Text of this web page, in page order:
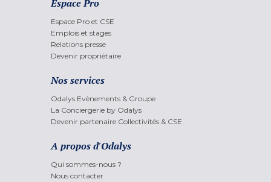
Espace Pro
Espace Pro et CSE
Emplois et stages
Relations presse
Devenir propriétaire
Nos services
Odalys Evènements & Groupe
La Conciergerie by Odalys
Devenir partenaire Collectivités & CSE
A propos d'Odalys
Qui sommes-nous ?
Nous contacter